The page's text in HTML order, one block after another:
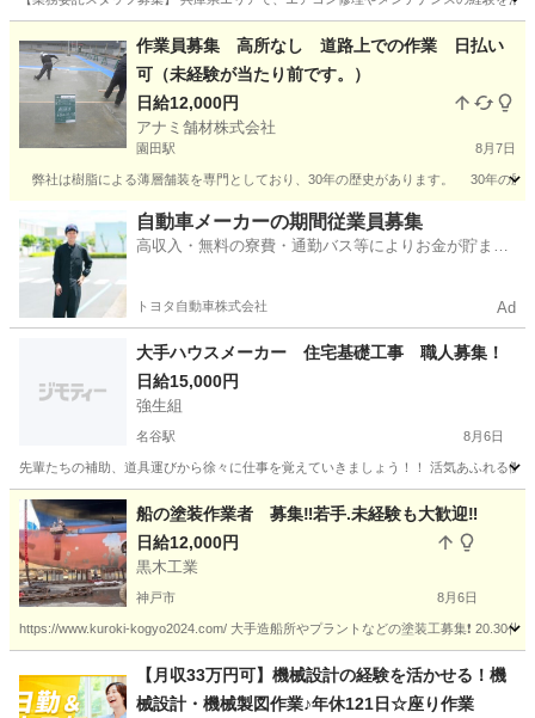
建築 スタッフ
作業員募集 高所なし 道路上での作業 日払い
可（未経験が当たり前です。）
日給12,000円
アナミ舗材株式会社
園田駅 8月7日
弊社は樹脂による薄層舗装を専門としており、30年の歴史があります。 30年の歴
園田駅 その他 兵庫 伊丹市 その他
代表取締役
自動車メーカーの期間従業員募集
高収入・無料の寮費・通勤バス等によりお金が貯まり
トヨタ自動車株式会社 Ad
大手ハウスメーカー 住宅基礎工事 職人募集！
日給15,000円
強生組
名谷駅 8月6日
先輩たちの補助、道具運びから徐々に仕事を覚えていきましょう！！ 活気あふれる
兵庫 神戸市 名谷駅 大工
船の塗装作業者 募集‼️若手.未経験も大歓迎‼️
日給12,000円
黒木工業
神戸市 8月6日
https://www.kuroki-kogyo2024.com/ 大手造船所やプラントなどの塗装工募集❗️ 20.30代
その他 塗装工
【月収33万円可】機械設計の経験を活かせる！機
械設計・機械製図作業♪年休121日☆座り作業